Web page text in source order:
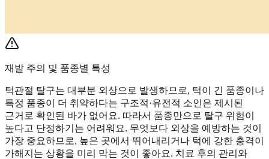
재발 주의 및 품종별 특성
턱관절 탈구는 대부분 외상으로 발생하므로, 턱이 긴 품종이나
특정 품종이 더 취약하다는 구조적·유전적 소인은 제시된
근거로 확인된 바가 없어요. 따라서 품종만으로 탈구 위험이
높다고 단정하기는 어려워요. 무엇보다 외상을 예방하는 것이
가장 중요하므로, 높은 곳에서 뛰어내리거나 턱에 강한 충격이
가해지는 상황을 미리 막는 것이 좋아요. 치료 후의 관리와